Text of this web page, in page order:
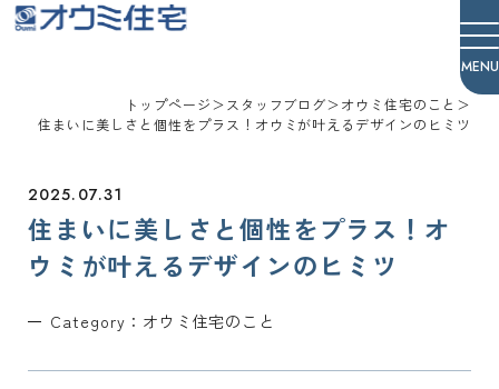
トップページ＞ スタッフブログ＞オウミ住宅のこと ＞
住まいに美しさと個性をプラス！オウミが叶えるデザインのヒミツ
2025.07.31
住まいに美しさと個性をプラス！オ
ウミが叶えるデザインのヒミツ
Category： オウミ住宅のこと